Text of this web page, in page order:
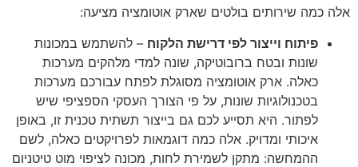
אלה כמה שירותים בולטים שארק אוטומציה מציעה:
פיתוח וייצור לפי דרישת הלקוח – להשתמש במכונות
שונות ובטח ברובוטיקה, שונה למדי מלהקים מערכות
כאלה. ארק אוטומציה מסוגלת לפתח עבורכם מערכות
בטכנולוגיות שונות, על פי הצורך העסקי הספציפי שיש
לפתור. היא תסייע לכם גם בייצור תשתית טכנית זו, באופן
איכותי ומדויק. אלה כמה דוגמאות לפרויקטים כאלה, לשם
ההמחשה: מתקן לשמירת לחות, מכונה לציפוי מוט טיטניום